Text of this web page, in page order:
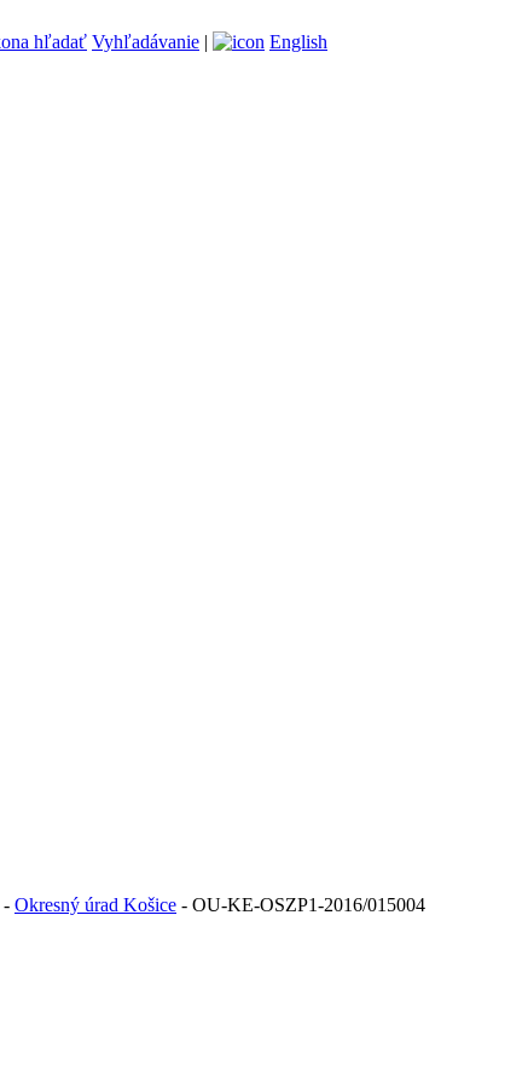
Vyhľadávanie | English
- Okresný úrad Košice - OU-KE-OSZP1-2016/015004